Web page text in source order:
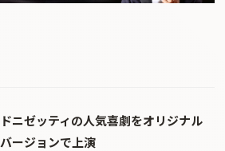
ドニゼッティの人気喜劇をオリジナル
バージョンで上演